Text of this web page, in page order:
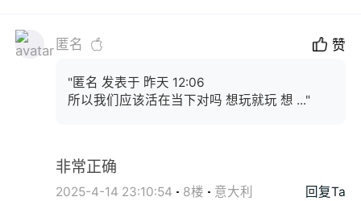
匿名 赞
"匿名 发表于 昨天 12:06
所以我们应该活在当下对吗 想玩就玩 想 ..."
非常正确
2025-4-14 23:10:54 8楼 意大利 回复Ta